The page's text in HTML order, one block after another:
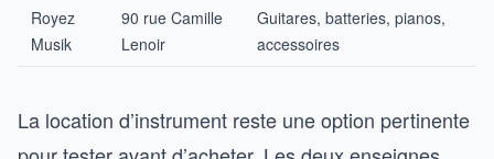
Royez
Musik
90 rue Camille
Lenoir
Guitares, batteries, pianos,
accessoires
La location d’instrument reste une option pertinente